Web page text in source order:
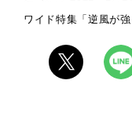
ワイド特集「逆風が